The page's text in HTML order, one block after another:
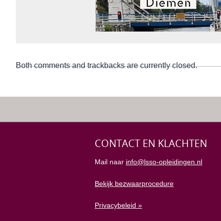
Both comments and trackbacks are currently closed.
CONTACT EN KLACHTEN
Mail naar info@lsso-opleidingen.nl
Bekijk bezwaarprocedure
Privacybeleid »